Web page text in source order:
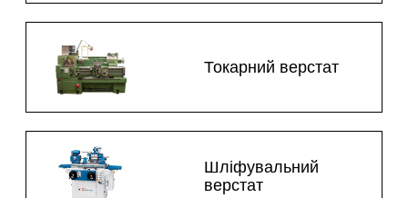
Токарний верстат
Шліфувальний
верстат